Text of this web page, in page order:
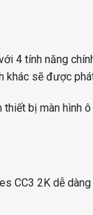
4 tính năng
khác sẽ được
bị màn hình
CC3 2K dễ